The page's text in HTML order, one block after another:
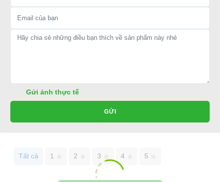
- Bộ sạc pin công suất thực tế 10-15-20-25ah
IPV6 ,làm mát hiệu quả với quạt tản nhiệt
Hân hạnh được phục vụ mọi người
tốt ở đâu?
Để được tư vấn thêm về cách sử dụng xe ô tô điện để tăng tuổi thọ
Gửi ảnh thực tế
GỬI
Tất cả 1 2 3 4 5